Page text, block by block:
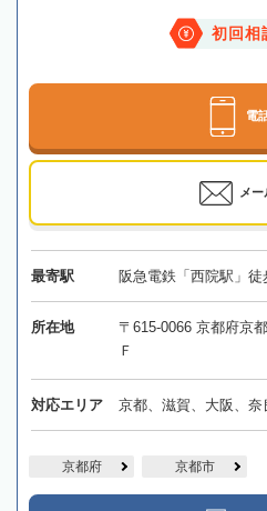
初回相
電
メー
最寄駅 阪急電鉄「西院駅」徒
所在地
〒615-0066 京都府京
Ｆ
対応エリア 京都、滋賀、大阪、奈
京都府 京都市